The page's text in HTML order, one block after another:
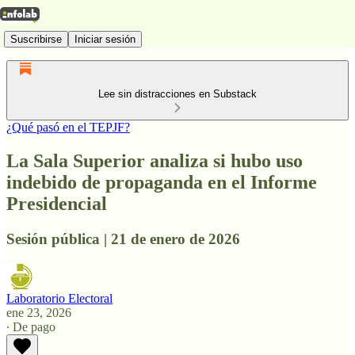
Suscribirse Iniciar sesión
Lee sin distracciones en Substack
¿Qué pasó en el TEPJF?
La Sala Superior analiza si hubo uso
indebido de propaganda en el Informe
Presidencial
Sesión pública | 21 de enero de 2026
Laboratorio Electoral
ene 23, 2026
∙ De pago